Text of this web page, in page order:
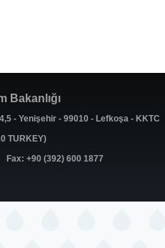
Bakanlığı
- Yenişehir - 99010 - Lefkoşa - KKTC
TURKEY)
Fax: +90 (392) 600 1877